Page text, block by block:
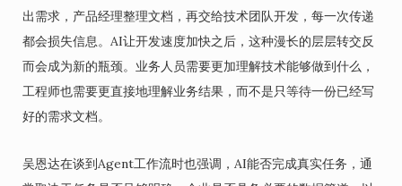
出需求，产品经理整理文档，再交给技术团队开发，每一次传递
都会损失信息。AI让开发速度加快之后，这种漫长的层层转交反
而会成为新的瓶颈。业务人员需要更加理解技术能够做到什么，
工程师也需要更直接地理解业务结果，而不是只等待一份已经写
好的需求文档。
吴恩达在谈到Agent工作流时也强调，AI能否完成真实任务，通